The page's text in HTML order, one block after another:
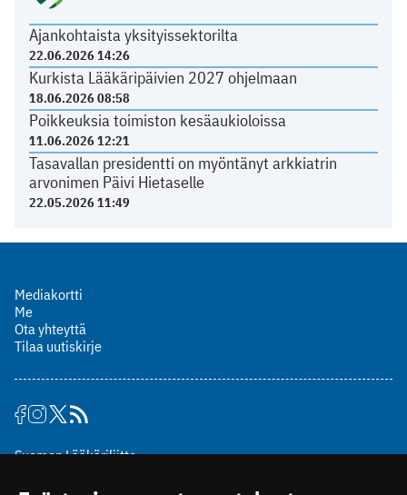
Ajankohtaista yksityissektorilta
22.06.2026 14:26
Kurkista Lääkäripäivien 2027 ohjelmaan
18.06.2026 08:58
Poikkeuksia toimiston kesäaukioloissa
11.06.2026 12:21
Tasavallan presidentti on myöntänyt arkkiatrin
arvonimen Päivi Hietaselle
22.05.2026 11:49
Mediakortti
Me
Ota yhteyttä
Tilaa uutiskirje
Suomen Lääkäriliitto